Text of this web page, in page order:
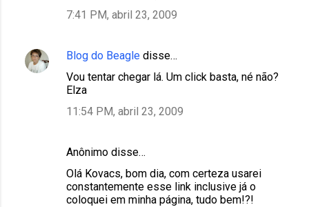
7:41 PM, abril 23, 2009
Blog do Beagle disse…
Vou tentar chegar lá. Um click basta, né não?
Elza
11:54 PM, abril 23, 2009
Anônimo disse…
Olá Kovacs, bom dia, com certeza usarei
constantemente esse link inclusive já o
coloquei em minha página, tudo bem!?!